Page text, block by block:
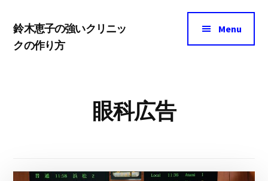
main
footer
menu
鈴木恵子の強いクリニッ
クの作り方
Menu
眼科広告